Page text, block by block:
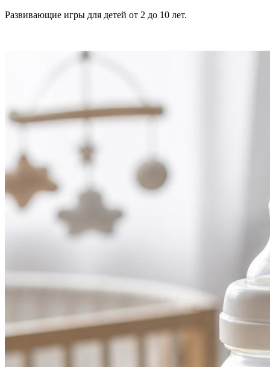
Развивающие игры для детей от 2 до 10 лет.